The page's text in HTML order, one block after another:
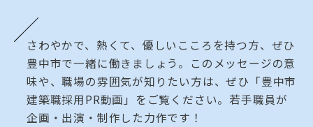
さわやかで、熱くて、優しいこころを持つ方、ぜひ
豊中市で一緒に働きましょう。このメッセージの意
味や、職場の雰囲気が知りたい方は、ぜひ「豊中市
建築職採用PR動画」をご覧ください。若手職員が
企画・出演・制作した力作です！